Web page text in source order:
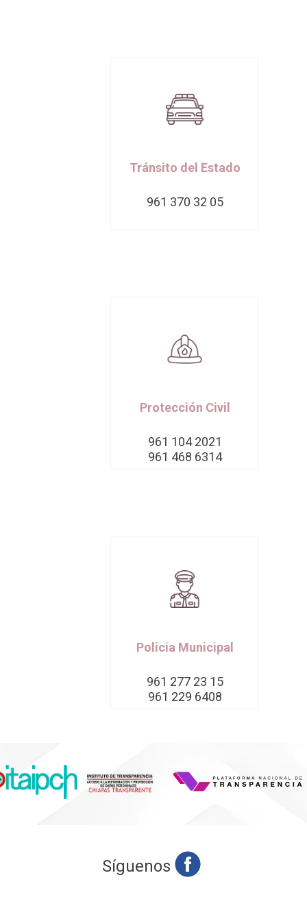
Tránsito del Estado
961 370 32 05
Protección Civil
961 104 2021
961 468 6314
Policia Municipal
961 277 23 15
961 229 6408
Síguenos